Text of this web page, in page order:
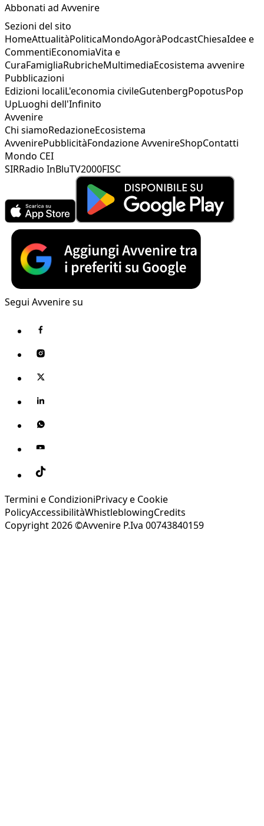
Abbonati ad Avvenire
Sezioni del sito
HomeAttualitàPoliticaMondoAgoràPodcastChiesaIdee e
CommentiEconomiaVita e
CuraFamigliaRubricheMultimediaEcosistema avvenire
Pubblicazioni
Edizioni localiL'economia civileGutenbergPopotusPop
UpLuoghi dell'Infinito
Avvenire
Chi siamoRedazioneEcosistema
AvvenirePubblicitàFondazione AvvenireShopContatti
Mondo CEI
SIRRadio InBluTV2000FISC
Segui Avvenire su
Termini e CondizioniPrivacy e Cookie
PolicyAccessibilitàWhistleblowingCredits
Copyright 2026 ©Avvenire P.Iva 00743840159